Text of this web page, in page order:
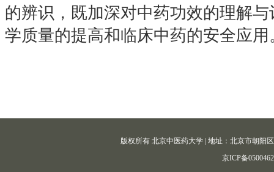
的辨识，既加深对中药功效的理解
学质量的提高和临床中药的安全应用
版权所有 北京中医药大学 | 地址：北京市朝阳
京ICP备